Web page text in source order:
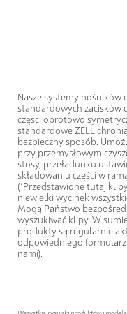
Nasze systemy nośników
standardowych zacisków
części obrotowo
standardowe ZELL
bezpieczny sposób.
przy przemysłowym
stosy, przeładunku
składowaniu części w
(*Przedstawione tutaj
niewielki wycinek
Mogą Państwo
wyszukiwać klipy. W sumie
produkty są regularnie
odpowiedniego
nami).